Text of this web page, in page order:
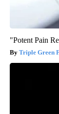
"Potent Pain
Triple Green